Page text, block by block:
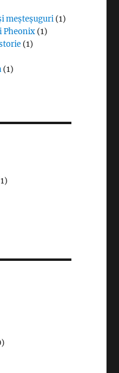
meșteșuguri (1)
Pheonix (1)
(1)
(1)